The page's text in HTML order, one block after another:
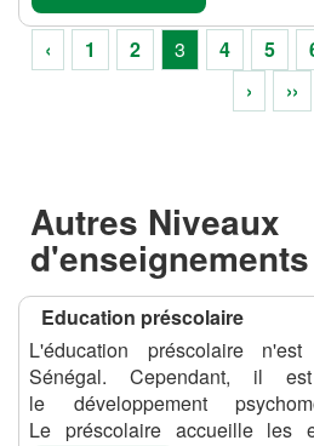
‹ 1 2 3 4 5
›
››
Autres Niveaux
Education préscolaire
L'éducation préscolaire
Sénégal. Cependant, il
le développement
Le préscolaire accueille les